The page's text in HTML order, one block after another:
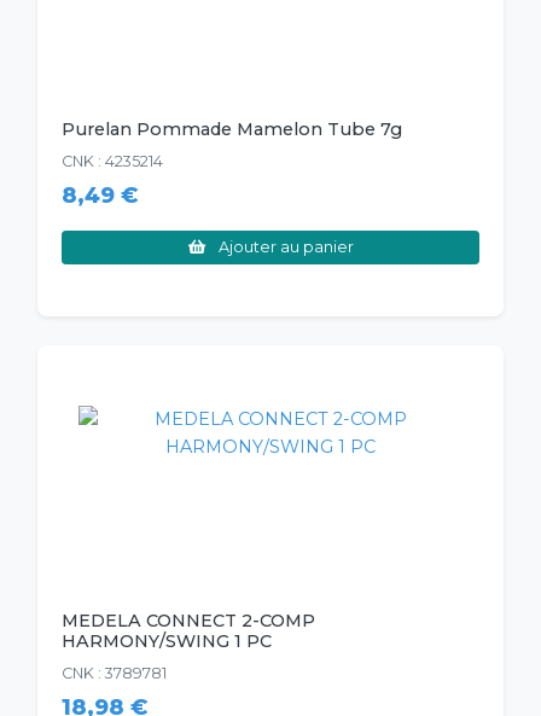
Purelan Pommade Mamelon Tube 7g
CNK : 4235214
8,49 €
Ajouter au panier
MEDELA CONNECT 2-COMP
HARMONY/SWING 1 PC
CNK : 3789781
18,98 €